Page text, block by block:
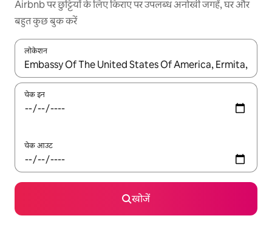
Airbnb पर छुट्टियों के लिए किराए पर उपलब्ध अनोखी जगहें, घर और
बहुत कुछ बुक करें
लोकेशन
नतीजों के उपलब्ध होने पर, अप और डाउन 'ऐरो की' का इस्तेमाल करके नेविगेट
चेक इन
चेक आउट
खोजें